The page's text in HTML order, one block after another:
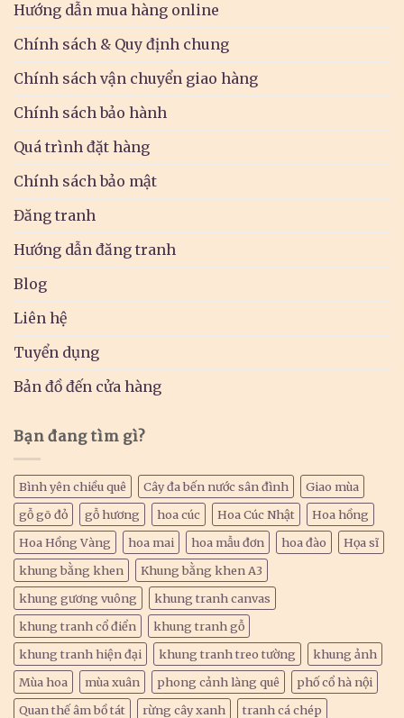
Hướng dẫn mua hàng online
Chính sách & Quy định chung
Chính sách vận chuyển giao hàng
Chính sách bảo hành
Quá trình đặt hàng
Chính sách bảo mật
Đăng tranh
Hướng dẫn đăng tranh
Blog
Liên hệ
Tuyển dụng
Bản đồ đến cửa hàng
Bạn đang tìm gì?
Bình yên chiều quê Cây đa bến nước sân đình
Giao mùa
gỗ gõ đỏ
gỗ hương hoa cúc Hoa Cúc Nhật
Hoa hồng
Hoa Hồng Vàng
hoa mai hoa mẫu đơn hoa đào
Họa sĩ
khung bằng khen
Khung bằng khen A3
khung gương vuông
khung tranh canvas
khung tranh cổ điển
khung tranh gỗ
khung tranh hiện đại
khung tranh treo tường
khung ảnh
Mùa hoa
mùa xuân phong cảnh làng quê
phố cổ hà nội
Quan thế âm bồ tát
rừng cây xanh
tranh cá chép